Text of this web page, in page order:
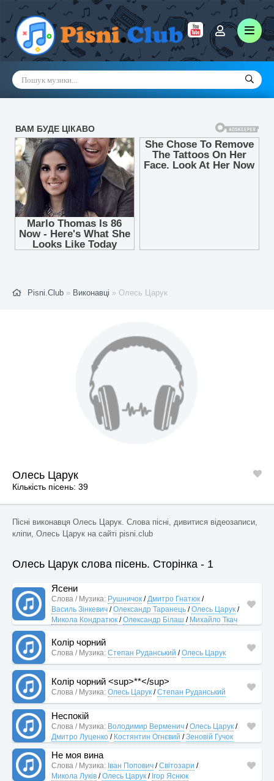
Pisni.Club » Виконавці » Олесь Царук
Олесь Царук
Кількість пісень: 39
Пісні виконавця Олесь Царук. Слова пісні, дивитися відеозаписи,
кліпи, Олесь Царук на сайті pisni.club
Олесь Царук слова пісень. Сторінка - 1
Ясени
Слова / Музика: Рушничок /Дмитро Гнатюк /
Василь Зінкевич /Олександр Таранець /Олесь Царук /
Микола Кондратюк /Олександр Білаш / Михайло Ткач
Колір чорний
Слова / Музика: Степан Руданський /Олесь Царук
Колір чорний <sup>**</sup>
Слова / Музика: Олесь Царук /Степан Руданський
Неспокій
Слова / Музика: Володимир Верменич /Олесь Царук /
Дмитро Луценко / Костянтин Огнєвий /Зеновій Гучок
Не моя вина
Слова / Музика: Іван Попович /Світозари /
Микола Луків /Олесь Царук / Ігор Яснюк